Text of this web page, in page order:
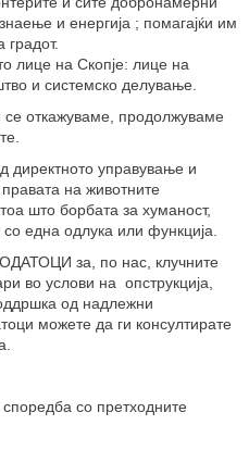
и енергија ; помагајќи им
градот.
лице на Скопје: лице на
и системско делување.
се откажуваме, продолжуваме
директното управување и
на животните
што борбата за хуманост,
една одлука или функција.
за, по нас, клучните
во услови на опструкција,
од надлежни
можете да ги консултирате
со претходните